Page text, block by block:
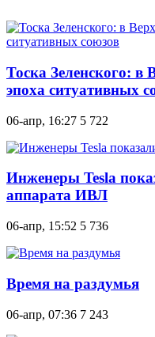
Тоска Зеленского: в
эпоха ситуативных
06-апр, 16:27 5 722
Инженеры Tesla
аппарата ИВЛ
06-апр, 15:52 5 736
Время на раздумья
06-апр, 07:36 7 243